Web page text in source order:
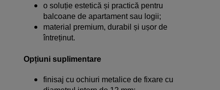
o soluție estetică și practică pentru
balcoane de apartament sau logii;
material premium, durabil și ușor de
întreținut.
Opțiuni suplimentare
finisaj cu ochiuri metalice de fixare cu